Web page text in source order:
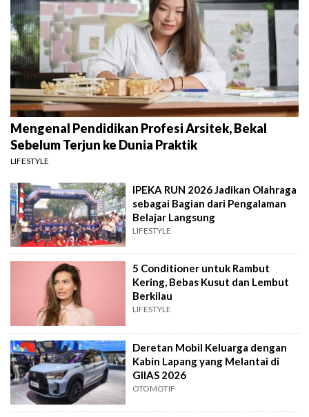
Mengenal Pendidikan Profesi Arsitek, Bekal
Sebelum Terjun ke Dunia Praktik
LIFESTYLE
IPEKA RUN 2026 Jadikan Olahraga
sebagai Bagian dari Pengalaman
Belajar Langsung
LIFESTYLE
5 Conditioner untuk Rambut
Kering, Bebas Kusut dan Lembut
Berkilau
LIFESTYLE
Deretan Mobil Keluarga dengan
Kabin Lapang yang Melantai di
GIIAS 2026
OTOMOTIF